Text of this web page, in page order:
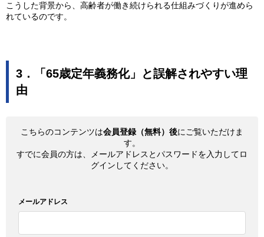
こうした背景から、高齢者が働き続けられる仕組みづくりが進めら
れているのです。
3．「65歳定年義務化」と誤解されやすい理
由
こちらのコンテンツは会員登録（無料）後にご覧いただけま
す。
すでに会員の方は、メールアドレスとパスワードを入力してロ
グインしてください。
メールアドレス